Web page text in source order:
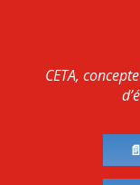
CETA,